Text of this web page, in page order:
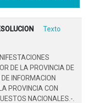
Texto
DE LA PROVINCIA DE
INFORMACION
PROVINCIA CON
NACIONALES.-.